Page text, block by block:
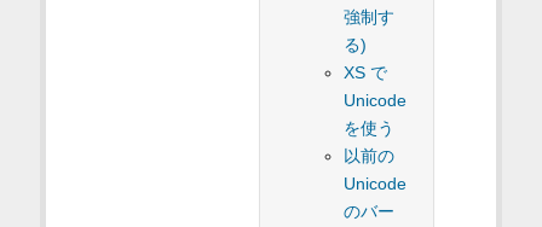
強制す
る)
XS で
Unicode
を使う
以前の
Unicode
のバー